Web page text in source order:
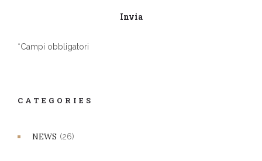
*Campi obbligatori
CATEGORIES
NEWS (26)